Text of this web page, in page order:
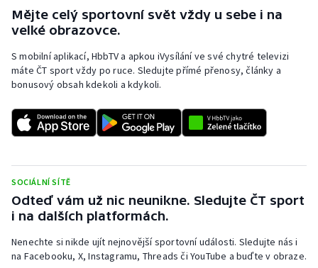
Rychlobruslení
Rychlostní kanoistika
Short track
Sportovní střelba
Triatlon
Vodní slalom
Mějte celý sportovní svět vždy u sebe i na
velké obrazovce.
S mobilní aplikací, HbbTV a apkou iVysílání ve své chytré televizi
máte ČT sport vždy po ruce. Sledujte přímé přenosy, články a
bonusový obsah kdekoli a kdykoli.
SOCIÁLNÍ SÍTĚ
Odteď vám už nic neunikne. Sledujte ČT sport
i na dalších platformách.
Nenechte si nikde ujít nejnovější sportovní události. Sledujte nás i
na Facebooku, X, Instagramu, Threads či YouTube a buďte v obraze.